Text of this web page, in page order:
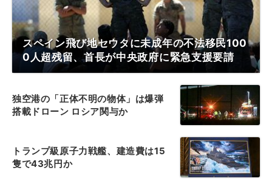
スペイン飛び地セウタに未成年の不法移民100
0人超残留、首長が中央政府に緊急支援要請
独空港の「正体不明の物体」は爆弾
搭載ドローン ロシア関与か
トランプ級原子力戦艦、建造費は15
隻で43兆円か